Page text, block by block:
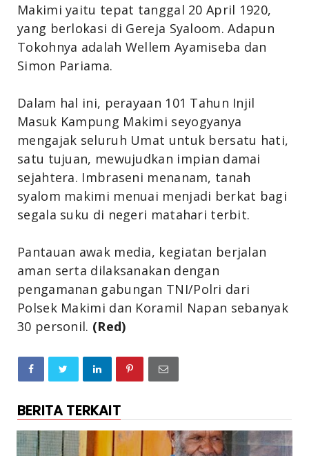
Makimi yaitu tepat tanggal 20 April 1920,
yang berlokasi di Gereja Syaloom. Adapun
Tokohnya adalah Wellem Ayamiseba dan
Simon Pariama.
Dalam hal ini, perayaan 101 Tahun Injil
Masuk Kampung Makimi seyogyanya
mengajak seluruh Umat untuk bersatu hati,
satu tujuan, mewujudkan impian damai
sejahtera. Imbraseni menanam, tanah
syalom makimi menuai menjadi berkat bagi
segala suku di negeri matahari terbit.
Pantauan awak media, kegiatan berjalan
aman serta dilaksanakan dengan
pengamanan gabungan TNI/Polri dari
Polsek Makimi dan Koramil Napan sebanyak
30 personil. (Red)
BERITA TERKAIT